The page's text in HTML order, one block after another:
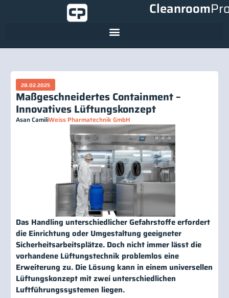
Cleanroom
28.02.2025
Maßgeschneidertes Containment –
Innovatives Lüftungskonzept
Asan CamiliWeiss Pharmatechnik GmbH
Das Handling unterschiedlicher Gefahrstoffe erfordert
die Einrichtung oder Umgestaltung geeigneter
Sicherheitsarbeitsplätze. Doch nicht immer lässt die
vorhandene Lüftungstechnik problemlos eine
Erweiterung zu. Die Lösung kann in einem universellen
Lüftungskonzept mit zwei unterschiedlichen
Luftführungssystemen liegen.